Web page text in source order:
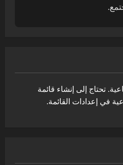
تحتاج إلى إنشاء قائمة
في إعدادات القائمة.